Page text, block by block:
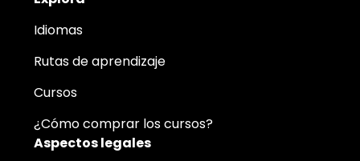
Idiomas
Rutas de aprendizaje
Cursos
¿Cómo comprar los cursos?
Aspectos legales